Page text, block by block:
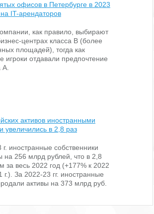
офисов в Петербурге в 2023
IT-арендаторов
как правило, выбирают
центрах класса В (более
площадей), тогда как
игроки отдавали предпочтение
активов иностранными
увеличились в 2,8 раз
иностранные собственники
на 256 млрд рублей, что в 2,8
за весь 2022 год (+177% к 2022
г.). За 2022-23 гг. иностранные
активы на 373 млрд руб.